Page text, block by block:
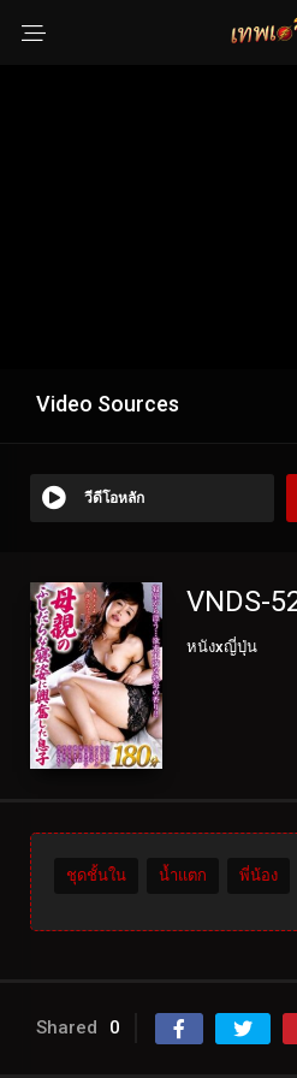
Video Sources
วีดีโอหลัก
VNDS-
หนังxญี่ปุ่น
ชุดชั้นใน น้ำแตก พี่น้อง
Shared 0